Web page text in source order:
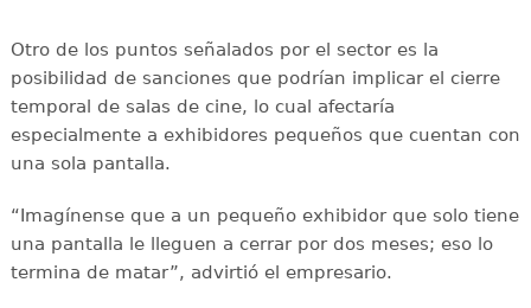
Otro de los puntos señalados por el sector es la
posibilidad de sanciones que podrían implicar el cierre
temporal de salas de cine, lo cual afectaría
especialmente a exhibidores pequeños que cuentan con
una sola pantalla.
“Imagínense que a un pequeño exhibidor que solo tiene
una pantalla le lleguen a cerrar por dos meses; eso lo
termina de matar”, advirtió el empresario.